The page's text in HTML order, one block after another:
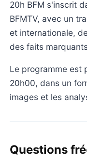
20h BFM s'inscrit
BFMTV, avec un
et internationale,
des faits
Le programme est
20h00, dans un
images et les
Questions